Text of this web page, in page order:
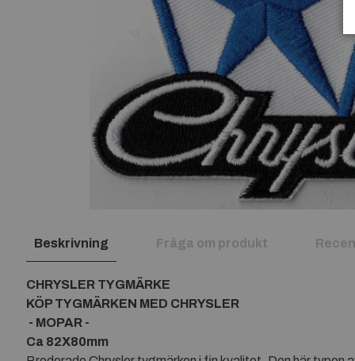
Beskrivning Fråga om produkt
CHRYSLER TYGMÄRKE
KÖP TYGMÄRKEN MED CHRYSLER
- MOPAR -
Ca 82X80mm